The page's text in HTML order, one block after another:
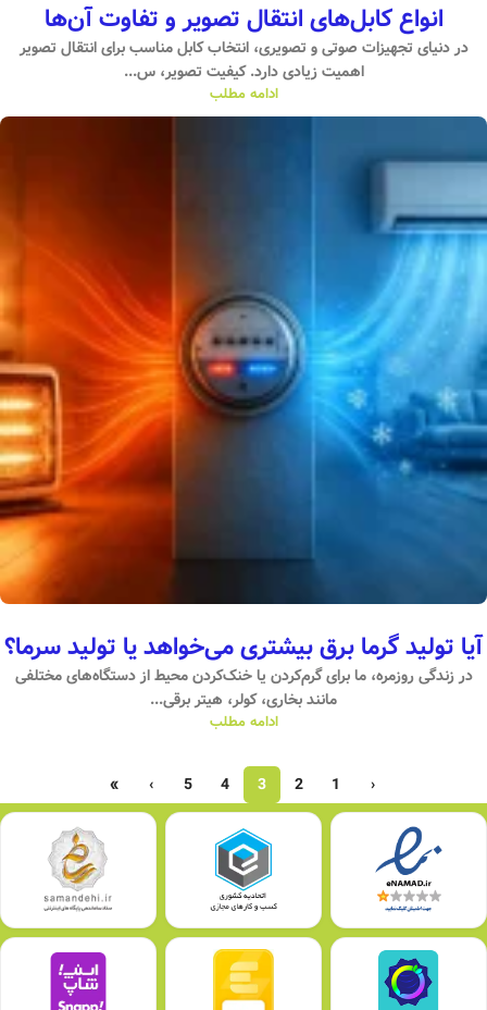
انواع کابل‌های انتقال تصویر و تفاوت آن‌ها
در دنیای تجهیزات صوتی و تصویری، انتخاب کابل مناسب برای انتقال تصویر
اهمیت زیادی دارد. کیفیت تصویر، س...
ادامه مطلب
آیا تولید گرما برق بیشتری می‌خواهد یا تولید سرما؟
در زندگی روزمره، ما برای گرم‌کردن یا خنک‌کردن محیط از دستگاه‌های مختلفی
مانند بخاری، کولر، هیتر برقی...
ادامه مطلب
‹
1
2
3
4
5
›
»